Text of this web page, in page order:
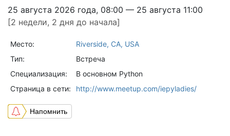
25 августа 2026 года, 08:00 — 25 августа 11:00
[2 недели, 2 дня до начала]
Место:
Riverside, CA, USA
Тип:
Встреча
Специализация:
В основном Python
Страница в сети:
http://www.meetup.com/iepyladies/
Напомнить